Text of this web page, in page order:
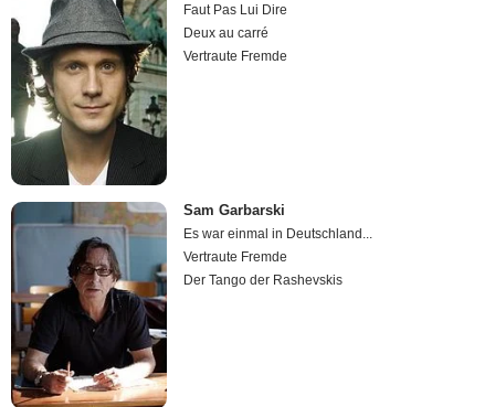
Faut Pas Lui Dire
Deux au carré
Vertraute Fremde
Sam Garbarski
Es war einmal in Deutschland...
Vertraute Fremde
Der Tango der Rashevskis